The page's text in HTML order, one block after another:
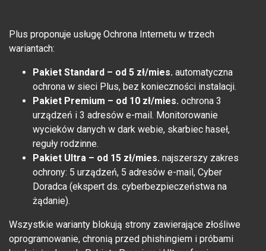
Plus proponuje usługę Ochrona Internetu w trzech
wariantach:
Pakiet Standard – od 5 zł/mies. automatyczna
ochrona w sieci Plus, bez konieczności instalacji.
Pakiet Premium – od 10 zł/mies. ochrona 3
urządzeń i 3 adresów e-mail. Monitorowanie
wycieków danych w dark webie, skarbiec haseł,
reguły rodzinne.
Pakiet Ultra – od 15 zł/mies. najszerszy zakres
ochrony: 5 urządzeń, 5 adresów e-mail, Cyber
Doradca (ekspert ds. cyberbezpieczeństwa na
żądanie).
Wszystkie warianty blokują strony zawierające złośliwe
oprogramowanie, chronią przed phishingiem i próbami